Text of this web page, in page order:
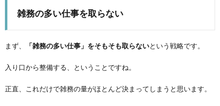
雑務の多い仕事を取らない
まず、 「雑務の多い仕事」をそもそも取らないという戦略です。
入り口から整備する、ということですね。
正直、これだけで雑務の量がほとんど決まってしまうと思います。